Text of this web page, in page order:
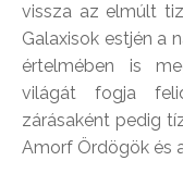
vissza az elmúlt
Galaxisok estjén a
értelmében is
világát fogja
zárásaként pedig
Amorf Ördögök és